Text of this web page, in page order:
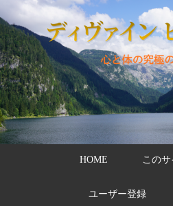
HOME この
ユーザー登録